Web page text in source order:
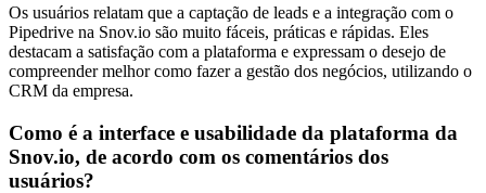
Os usuários relatam que a captação de leads e a integração com o
Pipedrive na Snov.io são muito fáceis, práticas e rápidas. Eles
destacam a satisfação com a plataforma e expressam o desejo de
compreender melhor como fazer a gestão dos negócios, utilizando o
CRM da empresa.
Como é a interface e usabilidade da plataforma da
Snov.io, de acordo com os comentários dos
usuários?